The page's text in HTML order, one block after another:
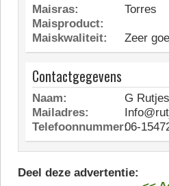
Maisras:
Torres
Maisproduct:
Maiskwaliteit:
Zeer
Contactgegevens
Naam:
G Rutjes
Mailadres:
Telefoonnummer:06-
Deel deze advertentie: